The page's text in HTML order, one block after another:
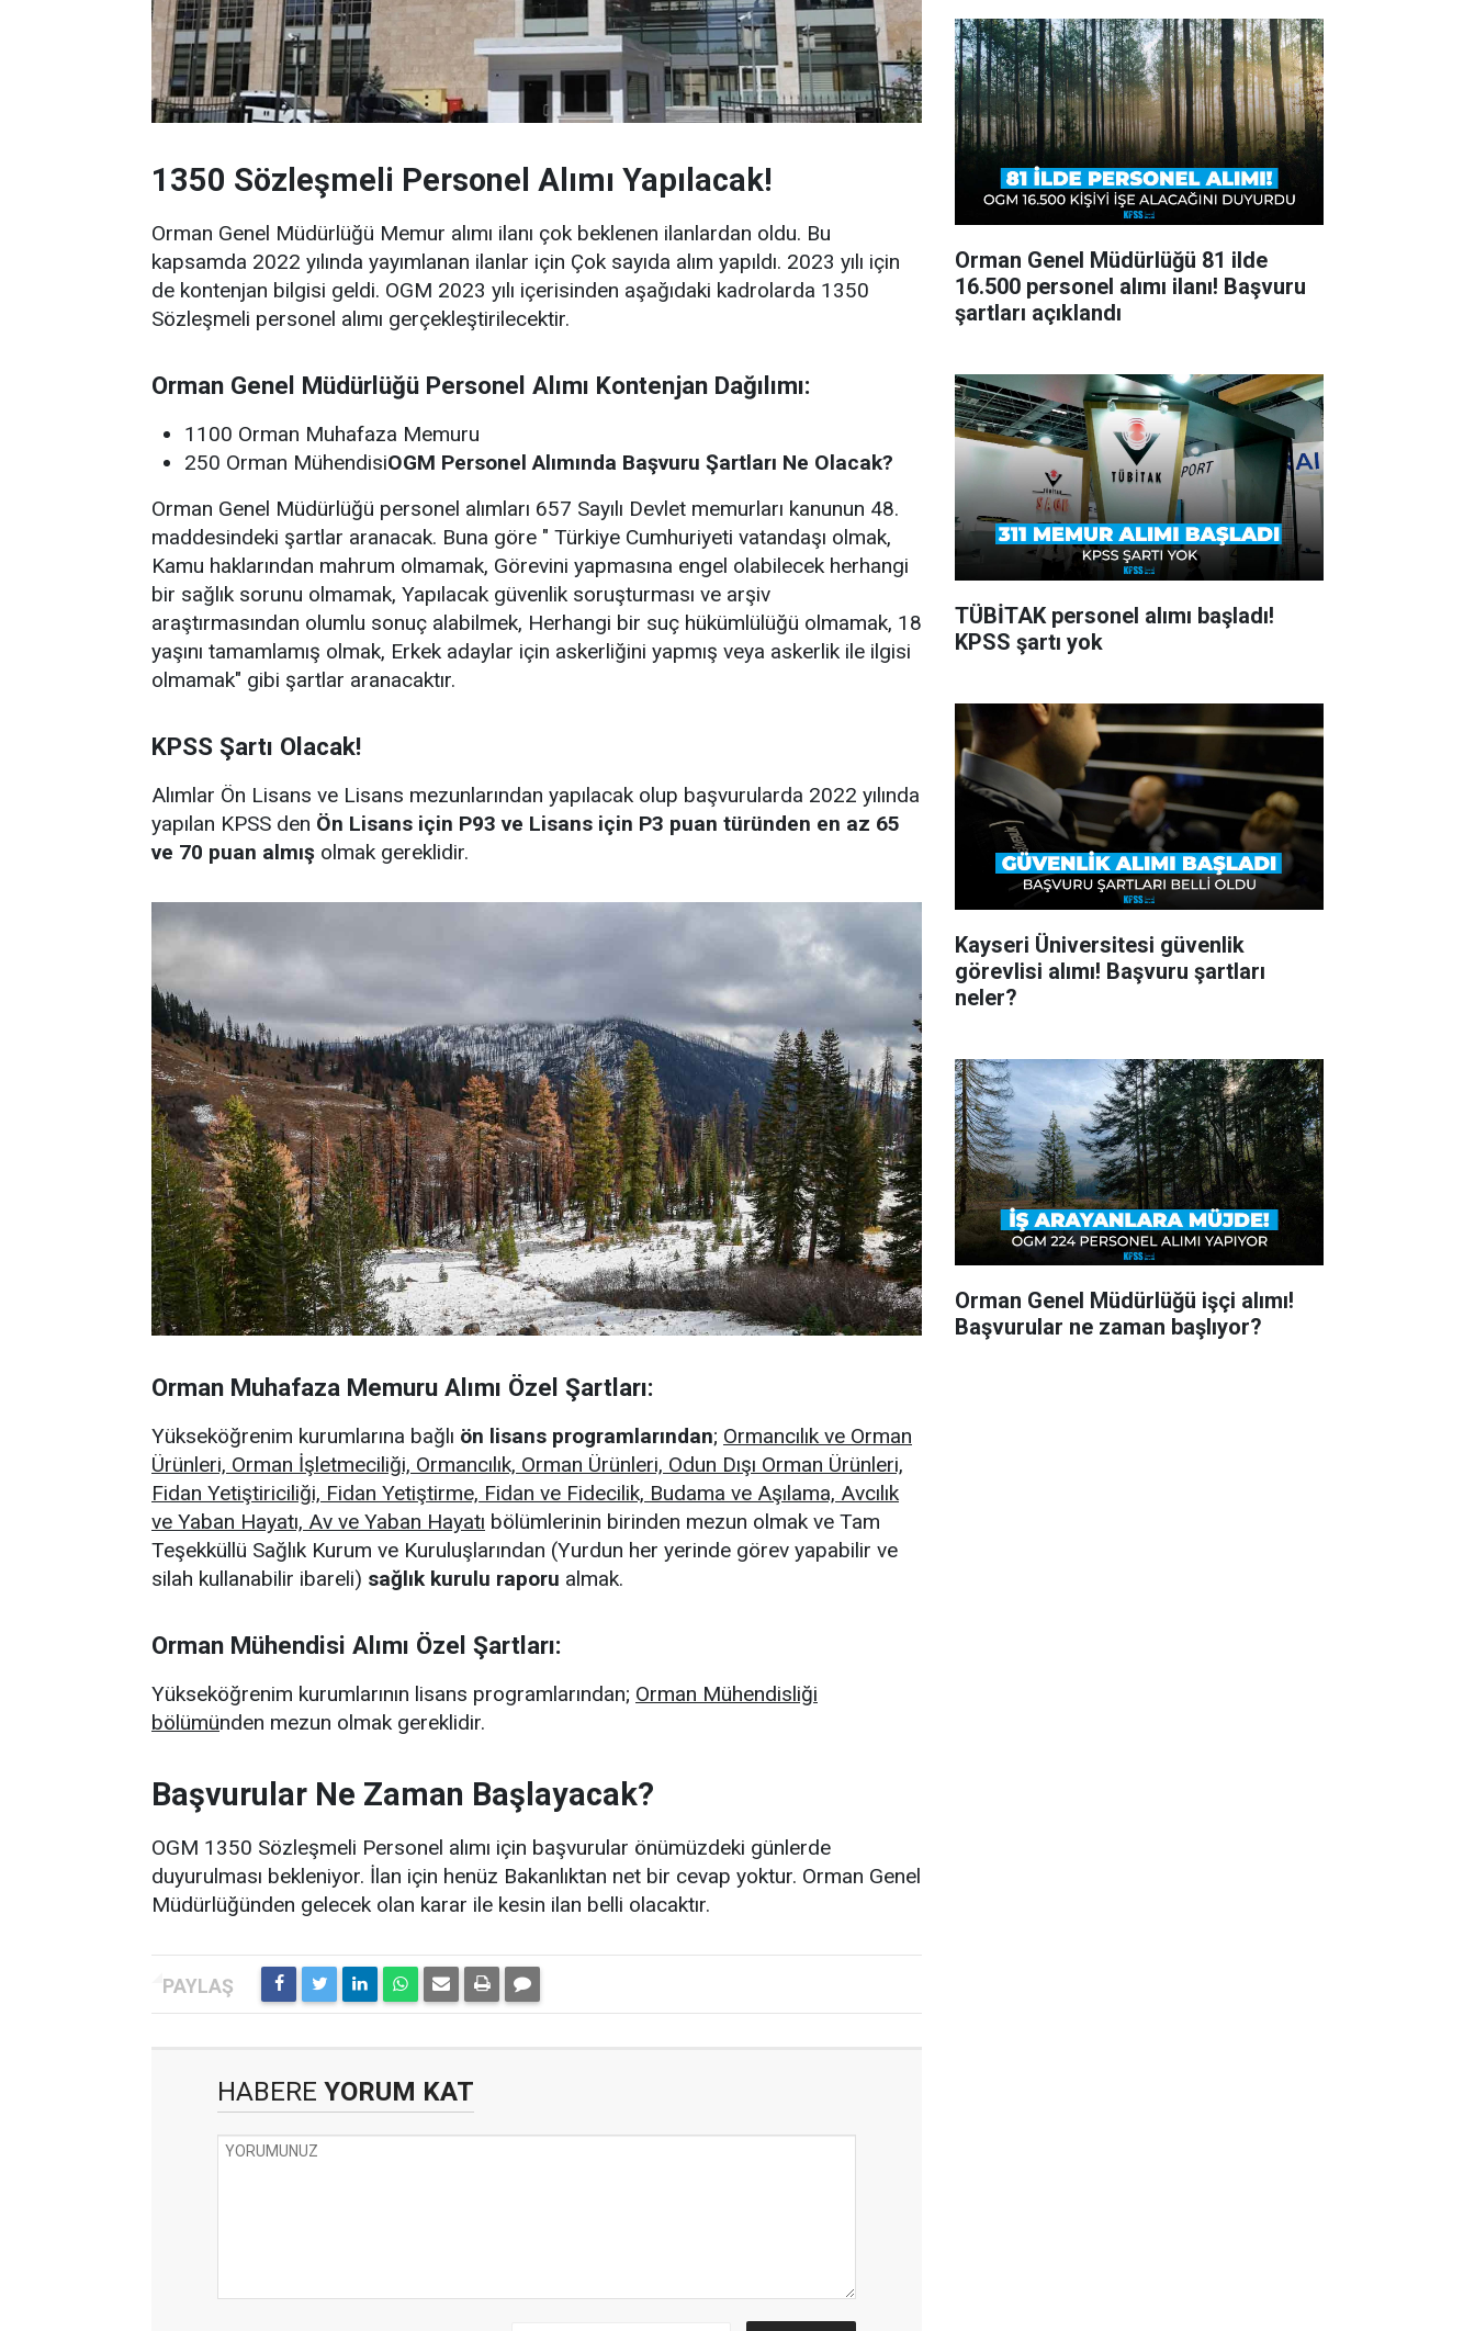
1350 Sözleşmeli Personel Alımı Yapılacak!
Orman Genel Müdürlüğü Memur alımı ilanı çok beklenen ilanlardan oldu. Bu
kapsamda 2022 yılında yayımlanan ilanlar için Çok sayıda alım yapıldı. 2023 yılı için
de kontenjan bilgisi geldi. OGM 2023 yılı içerisinden aşağıdaki kadrolarda 1350
Sözleşmeli personel alımı gerçekleştirilecektir.
Orman Genel Müdürlüğü Personel Alımı Kontenjan Dağılımı:
1100 Orman Muhafaza Memuru
250 Orman MühendisiOGM Personel Alımında Başvuru Şartları Ne Olacak?
Orman Genel Müdürlüğü personel alımları 657 Sayılı Devlet memurları kanunun 48.
maddesindeki şartlar aranacak. Buna göre " Türkiye Cumhuriyeti vatandaşı olmak,
Kamu haklarından mahrum olmamak, Görevini yapmasına engel olabilecek herhangi
bir sağlık sorunu olmamak, Yapılacak güvenlik soruşturması ve arşiv
araştırmasından olumlu sonuç alabilmek, Herhangi bir suç hükümlülüğü olmamak, 18
yaşını tamamlamış olmak, Erkek adaylar için askerliğini yapmış veya askerlik ile ilgisi
olmamak" gibi şartlar aranacaktır.
KPSS Şartı Olacak!
Alımlar Ön Lisans ve Lisans mezunlarından yapılacak olup başvurularda 2022 yılında
yapılan KPSS den Ön Lisans için P93 ve Lisans için P3 puan türünden en az 65
ve 70 puan almış olmak gereklidir.
Orman Muhafaza Memuru Alımı Özel Şartları:
Yükseköğrenim kurumlarına bağlı ön lisans programlarından; Ormancılık ve Orman
Ürünleri, Orman İşletmeciliği, Ormancılık, Orman Ürünleri, Odun Dışı Orman Ürünleri,
Fidan Yetiştiriciliği, Fidan Yetiştirme, Fidan ve Fidecilik, Budama ve Aşılama, Avcılık
ve Yaban Hayatı, Av ve Yaban Hayatı bölümlerinin birinden mezun olmak ve Tam
Teşekküllü Sağlık Kurum ve Kuruluşlarından (Yurdun her yerinde görev yapabilir ve
silah kullanabilir ibareli) sağlık kurulu raporu almak.
Orman Mühendisi Alımı Özel Şartları:
Yükseköğrenim kurumlarının lisans programlarından; Orman Mühendisliği
bölümünden mezun olmak gereklidir.
Başvurular Ne Zaman Başlayacak?
OGM 1350 Sözleşmeli Personel alımı için başvurular önümüzdeki günlerde
duyurulması bekleniyor. İlan için henüz Bakanlıktan net bir cevap yoktur. Orman Genel
Müdürlüğünden gelecek olan karar ile kesin ilan belli olacaktır.
HABERE YORUM KAT
Orman Genel Müdürlüğü 81 ilde
16.500 personel alımı ilanı! Başvuru
şartları açıklandı
TÜBİTAK personel alımı başladı!
KPSS şartı yok
Kayseri Üniversitesi güvenlik
görevlisi alımı! Başvuru şartları
neler?
Orman Genel Müdürlüğü işçi alımı!
Başvurular ne zaman başlıyor?